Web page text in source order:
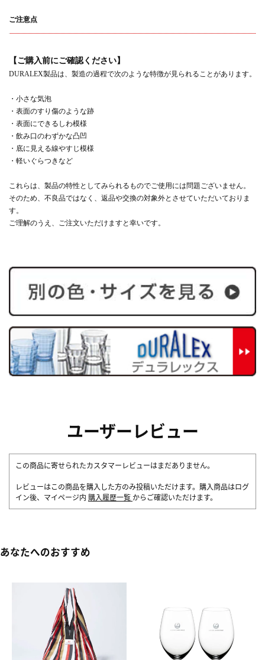
ご注意点
【ご購入前にご確認ください】
DURALEX製品は、製造の過程で次のような特徴が見られることがあります。
・小さな気泡
・表面のすり傷のような跡
・表面にできるしわ模様
・飲み口のわずかな凸凹
・底に見える線やすじ模様
・軽いぐらつきなど
これらは、製品の特性としてみられるものでご使用には問題ございません。
そのため、不良品ではなく、返品や交換の対象外とさせていただいておりま
す。
ご理解のうえ、ご注文いただけますと幸いです。
ユーザーレビュー
この商品に寄せられたカスタマーレビューはまだありません。
レビューはこの商品を購入した方のみ投稿いただけます。購入商品はログ
イン後、マイページ内 購入履歴一覧 からご確認いただけます。
あなたへのおすすめ